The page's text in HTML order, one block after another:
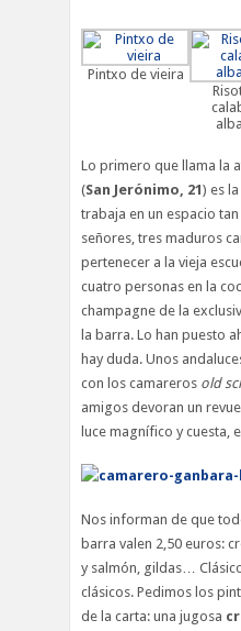
Pintxo de vieira
Lo primero que llama la
(San Jerónimo, 21) es
trabaja en un espacio
señores, tres maduros
pertenecer a la vieja
cuatro personas en la
champagne de la
la barra. Lo han puesto
hay duda. Unos
con los camareros old
amigos devoran un
luce magnífico y cuesta,
Nos informan de que
barra valen 2,50 euros:
y salmón, gildas…
clásicos. Pedimos los
de la carta: una jugosa